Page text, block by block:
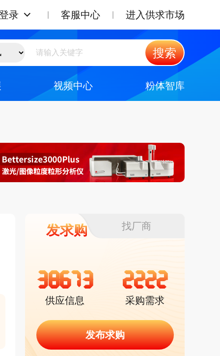
录 客服中心 进入供求市场
搜索
视频中心 粉体智库
发求购 找厂商
38673
供应信息
2222
采购需求
发布求购